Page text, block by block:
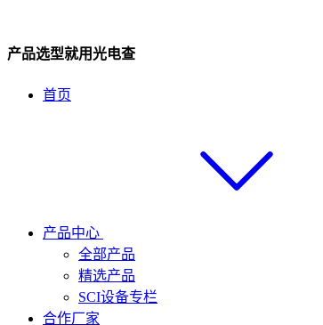
产品选型就用光电查
首页
产品中心
全部产品
精选产品
SCI设备专栏
合作厂家